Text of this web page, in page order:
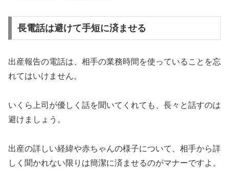
長電話は避けて手短に済ませる
出産報告の電話は、相手の業務時間を使っていることを忘
れてはいけません。
いくら上司が優しく話を聞いてくれても、長々と話すのは
避けましょう。
出産の詳しい経緯や赤ちゃんの様子について、相手から詳
しく聞かれない限りは簡潔に済ませるのがマナーですよ。